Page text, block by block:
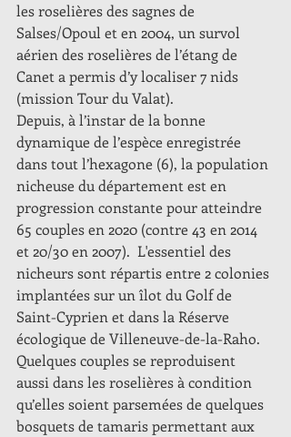
les roselières des sagnes de
Salses/Opoul et en 2004, un survol
aérien des roselières de l’étang de
Canet a permis d’y localiser 7 nids
(mission Tour du Valat).
Depuis, à l’instar de la bonne
dynamique de l’espèce enregistrée
dans tout l’hexagone (6), la population
nicheuse du département est en
progression constante pour atteindre
65 couples en 2020 (contre 43 en 2014
et 20/30 en 2007).  L'essentiel des
nicheurs sont répartis entre 2 colonies
implantées sur un îlot du Golf de
Saint-Cyprien et dans la Réserve
écologique de Villeneuve-de-la-Raho.
Quelques couples se reproduisent
aussi dans les roselières à condition
qu’elles soient parsemées de quelques
bosquets de tamaris permettant aux